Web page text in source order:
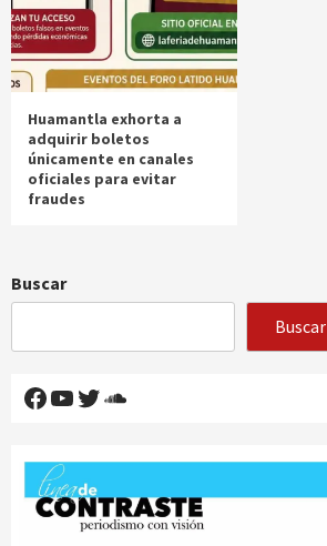
Huamantla exhorta a
adquirir boletos
únicamente en canales
oficiales para evitar
fraudes
Buscar
Buscar
Facebook
YouTube
Twitter
SoundCloud